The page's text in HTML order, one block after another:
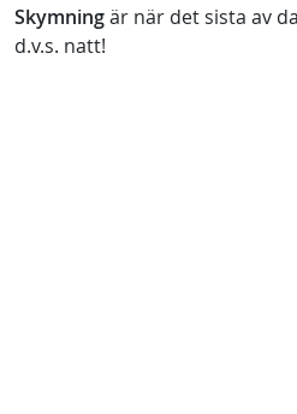
Skymningär när det sista av
d.v.s. natt!